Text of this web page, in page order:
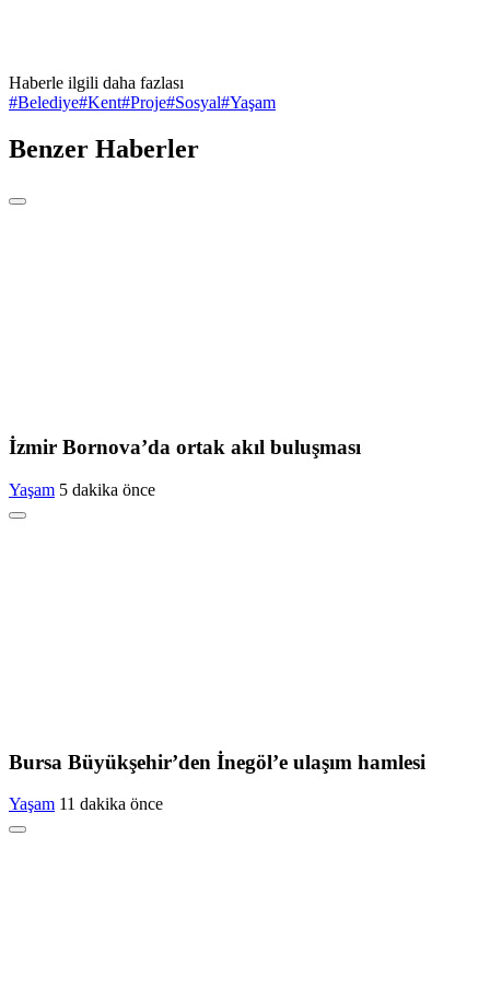
Haberle ilgili daha fazlası
#Belediye#Kent#Proje#Sosyal#Yaşam
Benzer Haberler
İzmir Bornova’da ortak akıl buluşması
Yaşam 5 dakika önce
Bursa Büyükşehir’den İnegöl’e ulaşım hamlesi
Yaşam 11 dakika önce